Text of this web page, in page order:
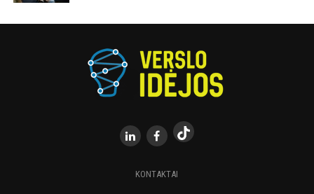
KONTAKTAI